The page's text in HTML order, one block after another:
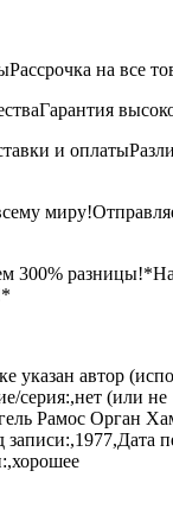
Рассрочка на все
Гарантия
и оплаты
миру!
300% разницы!*
указан автор
серия:,нет (или не
Рамос Орган